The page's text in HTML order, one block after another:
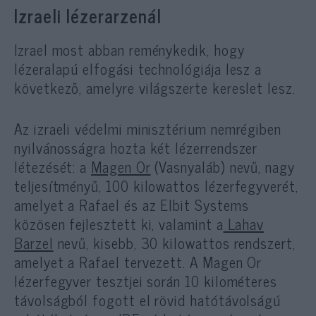
Izraeli lézerarzenál
Izrael most abban reménykedik, hogy
lézeralapú elfogási technológiája lesz a
következő, amelyre világszerte kereslet lesz.
Az izraeli védelmi minisztérium nemrégiben
nyilvánosságra hozta két lézerrendszer
létezését: a Magen Or (Vasnyaláb) nevű, nagy
teljesítményű, 100 kilowattos lézerfegyverét,
amelyet a Rafael és az Elbit Systems
közösen fejlesztett ki, valamint a Lahav
Barzel nevű, kisebb, 30 kilowattos rendszert,
amelyet a Rafael tervezett. A Magen Or
lézerfegyver tesztjei során 10 kilométeres
távolságból fogott el rövid hatótávolságú